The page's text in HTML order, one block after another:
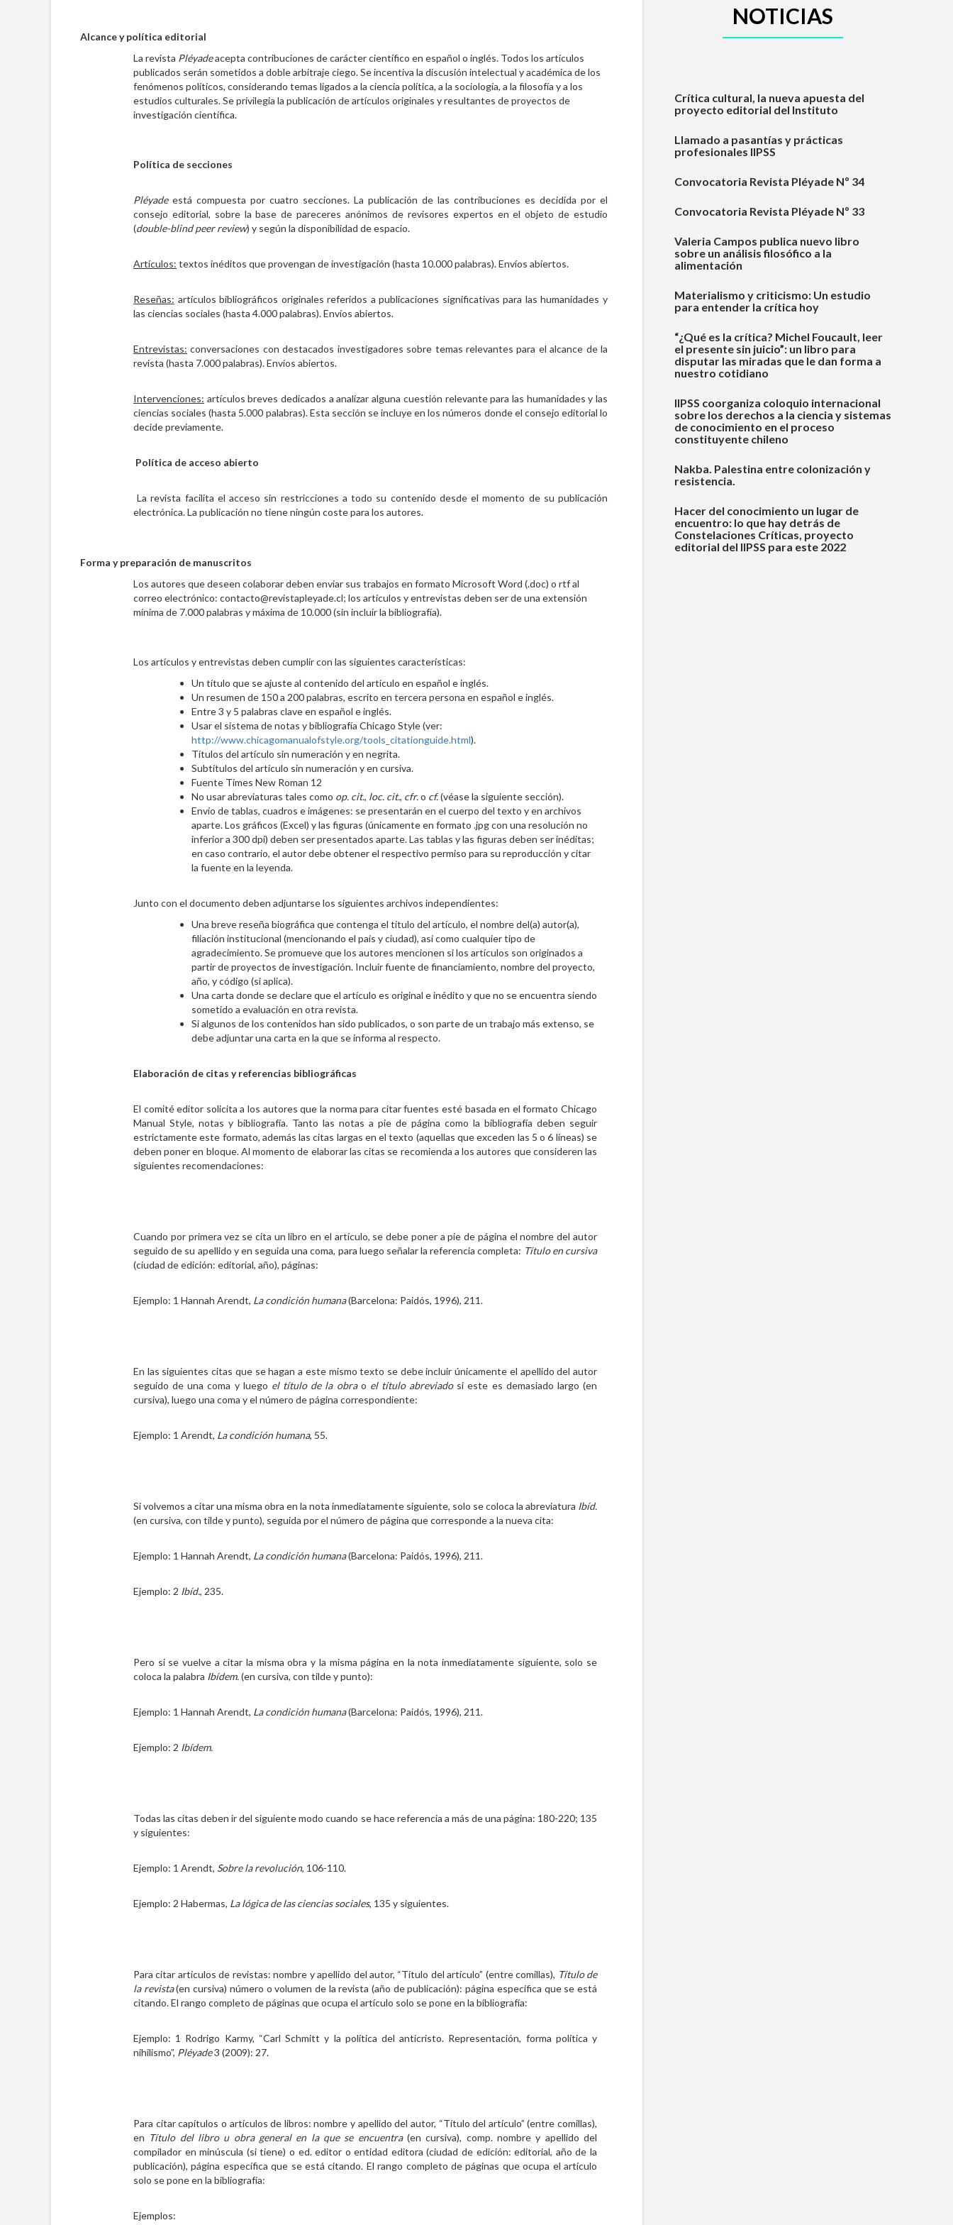
Alcance y política editorial
La revista Pléyadeacepta contribuciones de carácter científico en español o inglés. Todos los artículos
publicados serán sometidos a doble arbitraje ciego. Se incentiva la discusión intelectual y académica de los
fenómenos políticos, considerando temas ligados a la ciencia política, a la sociología, a la filosofía y a los
estudios culturales. Se privilegia la publicación de artículos originales y resultantes de proyectos de
investigación científica.
Política de secciones
Pléyadeestá compuesta por cuatro secciones. La publicación de las contribuciones es decidida por el
consejo editorial, sobre la base de pareceres anónimos de revisores expertos en el objeto de estudio
(double-blind peer review) y según la disponibilidad de espacio.
Artículos: textos inéditos que provengan de investigación (hasta 10.000 palabras). Envíos abiertos.
Reseñas: artículos bibliográficos originales referidos a publicaciones significativas para las humanidades y
las ciencias sociales (hasta 4.000 palabras). Envíos abiertos.
Entrevistas: conversaciones con destacados investigadores sobre temas relevantes para el alcance de la
revista (hasta 7.000 palabras). Envíos abiertos.
Intervenciones: artículos breves dedicados a analizar alguna cuestión relevante para las humanidades y las
ciencias sociales (hasta 5.000 palabras). Esta sección se incluye en los números donde el consejo editorial lo
decide previamente.
Política de acceso abierto
La revista facilita el acceso sin restricciones a todo su contenido desde el momento de su publicación
electrónica. La publicación no tiene ningún coste para los autores.
Forma y preparación de manuscritos
Los autores que deseen colaborar deben enviar sus trabajos en formato Microsoft Word (.doc) o rtf al
correo electrónico: contacto@revistapleyade.cl; los artículos y entrevistas deben ser de una extensión
mínima de 7.000 palabras y máxima de 10.000 (sin incluir la bibliografía).
Los artículos y entrevistas deben cumplir con las siguientes características:
Un título que se ajuste al contenido del artículo en español e inglés.
Un resumen de 150 a 200 palabras, escrito en tercera persona en español e inglés.
Entre 3 y 5 palabras clave en español e inglés.
Usar el sistema de notas y bibliografía Chicago Style (ver:
http://www.chicagomanualofstyle.org/tools_citationguide.html).
Títulos del artículo sin numeración y en negrita.
Subtítulos del artículo sin numeración y en cursiva.
Fuente Times New Roman 12
No usar abreviaturas tales como op. cit., loc. cit., cfr.o cf.(véase la siguiente sección).
Envío de tablas, cuadros e imágenes: se presentarán en el cuerpo del texto y en archivos
aparte. Los gráficos (Excel) y las figuras (únicamente en formato .jpg con una resolución no
inferior a 300 dpi) deben ser presentados aparte. Las tablas y las figuras deben ser inéditas;
en caso contrario, el autor debe obtener el respectivo permiso para su reproducción y citar
la fuente en la leyenda.
Junto con el documento deben adjuntarse los siguientes archivos independientes:
Una breve reseña biográfica que contenga el título del artículo, el nombre del(a) autor(a),
filiación institucional (mencionando el país y ciudad), así como cualquier tipo de
agradecimiento. Se promueve que los autores mencionen si los artículos son originados a
partir de proyectos de investigación. Incluir fuente de financiamiento, nombre del proyecto,
año, y código (si aplica).
Una carta donde se declare que el artículo es original e inédito y que no se encuentra siendo
sometido a evaluación en otra revista.
Si algunos de los contenidos han sido publicados, o son parte de un trabajo más extenso, se
debe adjuntar una carta en la que se informa al respecto.
Elaboración de citas y referencias bibliográficas
El comité editor solicita a los autores que la norma para citar fuentes esté basada en el formato Chicago
Manual Style, notas y bibliografía. Tanto las notas a pie de página como la bibliografía deben seguir
estrictamente este formato, además las citas largas en el texto (aquellas que exceden las 5 o 6 líneas) se
deben poner en bloque. Al momento de elaborar las citas se recomienda a los autores que consideren las
siguientes recomendaciones:
Cuando por primera vez se cita un libro en el artículo, se debe poner a pie de página el nombre del autor
seguido de su apellido y en seguida una coma, para luego señalar la referencia completa: Título en cursiva
(ciudad de edición: editorial, año), páginas:
Ejemplo: 1 Hannah Arendt, La condición humana(Barcelona: Paidós, 1996), 211.
En las siguientes citas que se hagan a este mismo texto se debe incluir únicamente el apellido del autor
seguido de una coma y luego el título de la obrao el título abreviadosi este es demasiado largo (en
cursiva), luego una coma y el número de página correspondiente:
Ejemplo: 1 Arendt, La condición humana, 55.
Si volvemos a citar una misma obra en la nota inmediatamente siguiente, solo se coloca la abreviatura Ibíd.
(en cursiva, con tilde y punto), seguida por el número de página que corresponde a la nueva cita:
Ejemplo: 1 Hannah Arendt, La condición humana(Barcelona: Paidós, 1996), 211.
Ejemplo: 2 Ibíd., 235.
Pero si se vuelve a citar la misma obra y la misma página en la nota inmediatamente siguiente, solo se
coloca la palabra Ibídem.(en cursiva, con tilde y punto):
Ejemplo: 1 Hannah Arendt, La condición humana(Barcelona: Paidós, 1996), 211.
Ejemplo: 2 Ibídem.
Todas las citas deben ir del siguiente modo cuando se hace referencia a más de una página: 180-220; 135
y siguientes:
Ejemplo: 1 Arendt, Sobre la revolución, 106-110.
Ejemplo: 2 Habermas, La lógica de las ciencias sociales, 135 y siguientes.
Para citar artículos de revistas: nombre y apellido del autor, “Título del artículo” (entre comillas), Título de
la revista(en cursiva) número o volumen de la revista (año de publicación): página específica que se está
citando. El rango completo de páginas que ocupa el artículo solo se pone en la bibliografía:
Ejemplo: 1 Rodrigo Karmy, “Carl Schmitt y la política del anticristo. Representación, forma política y
nihilismo”, Pléyade3 (2009): 27.
Para citar capítulos o artículos de libros: nombre y apellido del autor, “Título del artículo” (entre comillas),
en Título del libro u obra general en la que se encuentra(en cursiva), comp. nombre y apellido del
compilador en minúscula (si tiene) o ed. editor o entidad editora (ciudad de edición: editorial, año de la
publicación), página específica que se está citando. El rango completo de páginas que ocupa el artículo
solo se pone en la bibliografía:
Ejemplos:
NOTICIAS
Crítica cultural, la nueva apuesta del
proyecto editorial del Instituto
Llamado a pasantías y prácticas
profesionales IIPSS
Convocatoria Revista Pléyade Nº 34
Convocatoria Revista Pléyade Nº 33
Valeria Campos publica nuevo libro
sobre un análisis filosófico a la
alimentación
Materialismo y criticismo: Un estudio
para entender la crítica hoy
“¿Qué es la crítica? Michel Foucault, leer
el presente sin juicio”: un libro para
disputar las miradas que le dan forma a
nuestro cotidiano
IIPSS coorganiza coloquio internacional
sobre los derechos a la ciencia y sistemas
de conocimiento en el proceso
constituyente chileno
Nakba. Palestina entre colonización y
resistencia.
Hacer del conocimiento un lugar de
encuentro: lo que hay detrás de
Constelaciones Críticas, proyecto
editorial del IIPSS para este 2022